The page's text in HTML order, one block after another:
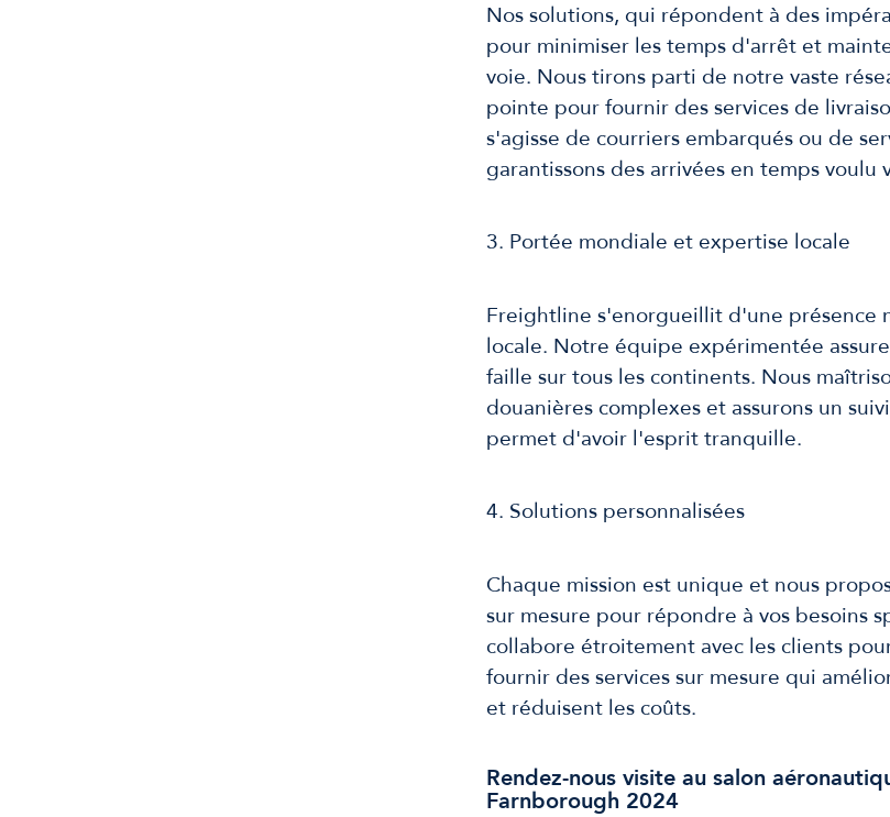
Nos solutions, qui répondent à des
pour minimiser les temps d'arrêt et
voie. Nous tirons parti de notre vaste
pointe pour fournir des services de
s'agisse de courriers embarqués ou de
garantissons des arrivées en temps voulu
3. Portée mondiale et expertise locale
Freightline s'enorgueillit d'une présence
locale. Notre équipe expérimentée
faille sur tous les continents. Nous
douanières complexes et assurons un
permet d'avoir l'esprit tranquille.
4. Solutions personnalisées
Chaque mission est unique et nous
sur mesure pour répondre à vos besoins
collabore étroitement avec les clients
fournir des services sur mesure qui
et réduisent les coûts.
Rendez-nous visite au salon
Farnborough 2024